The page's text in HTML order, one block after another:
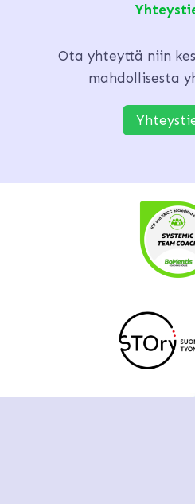
Ota yhteyttä niin
mahdollisesta